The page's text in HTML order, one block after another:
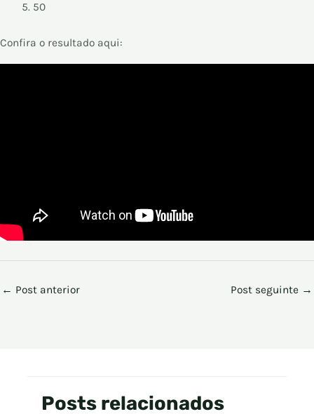
50
Confira o resultado aqui:
← Post anterior Post seguinte →
Posts relacionados